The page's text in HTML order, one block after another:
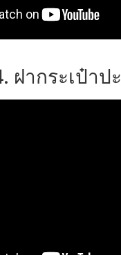
ฝากระเป๋าปะ